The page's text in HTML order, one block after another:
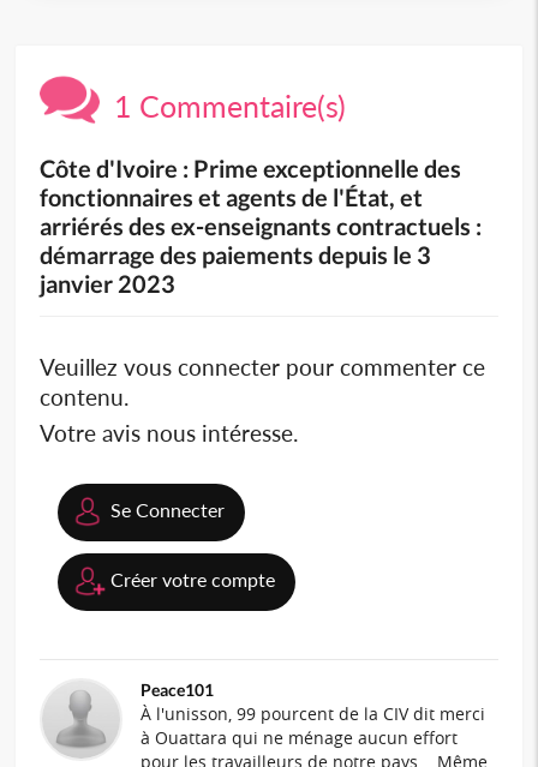
1 Commentaire(s)
Côte d'Ivoire : Prime exceptionnelle des
fonctionnaires et agents de l'État, et
arriérés des ex-enseignants contractuels :
démarrage des paiements depuis le 3
janvier 2023
Veuillez vous connecter pour commenter ce
contenu.
Votre avis nous intéresse.
Se Connecter
Créer votre compte
Peace101
À l'unisson, 99 pourcent de la CIV dit merci
à Ouattara qui ne ménage aucun effort
pour les travailleurs de notre pays... Même